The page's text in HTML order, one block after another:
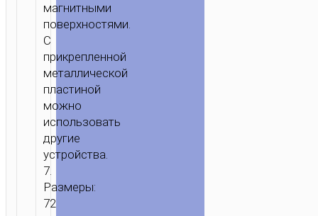
SUPPORTER”
магнитными
поверхностями.
С
прикрепленной
металлической
пластиной
можно
использовать
другие
устройства.
7.
Размеры:
72